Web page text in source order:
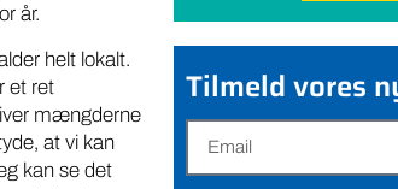
år.
helt lokalt.
et ret
mængderne
at vi kan
kan se det
Tilmeld vores